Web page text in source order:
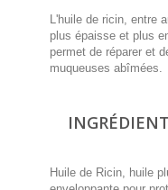
L'huile de ricin, entre
plus épaisse et plus
permet de réparer et
muqueuses abîmées.
Huile de Ricin, huile